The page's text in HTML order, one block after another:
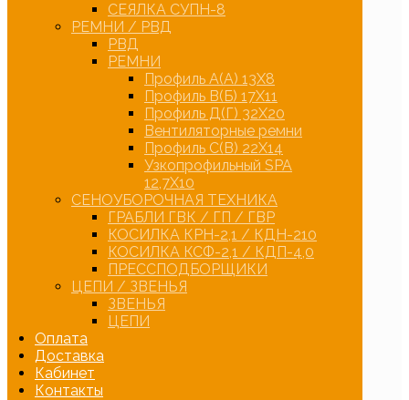
СЕЯЛКА СУПН-8
РЕМНИ / РВД
РВД
РЕМНИ
Профиль А(А) 13Х8
Профиль В(Б) 17Х11
Профиль Д(Г) 32Х20
Вентиляторные ремни
Профиль С(В) 22Х14
Узкопрофильный SPA
12,7Х10
СЕНОУБОРОЧНАЯ ТЕХНИКА
ГРАБЛИ ГВК / ГП / ГВР
КОСИЛКА КРН-2,1 / КДН-210
КОСИЛКА КСФ-2,1 / КДП-4,0
ПРЕССПОДБОРЩИКИ
ЦЕПИ / ЗВЕНЬЯ
ЗВЕНЬЯ
ЦЕПИ
Оплата
Доставка
Кабинет
Контакты